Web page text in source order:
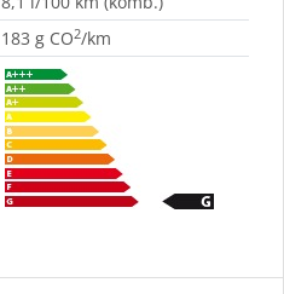
183 g CO2/km